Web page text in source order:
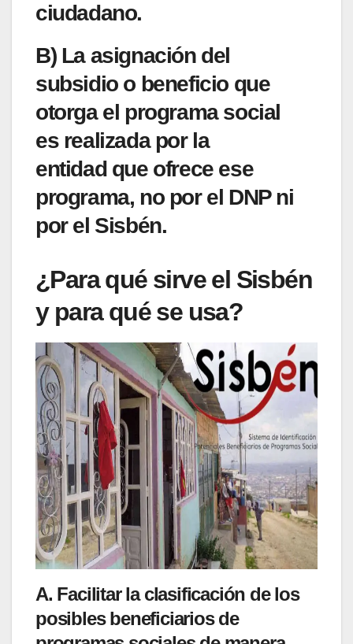
ciudadano.
B) La asignación del
subsidio o beneficio que
otorga el programa social
es realizada por la
entidadque ofrece ese
programa, no por el DNP ni
por el Sisbén.
¿Para qué sirve el Sisbén
y para qué se usa?
A. Facilitar laclasificación de los
posibles beneficiariosde